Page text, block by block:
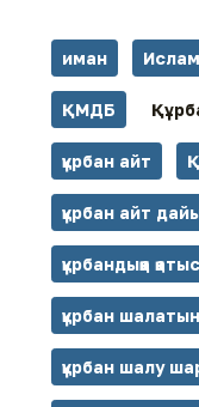
иман Ислам
ҚМДБ
құрбан айт
құрбан айт
құрбандыққа
құрбан
құрбан шалу